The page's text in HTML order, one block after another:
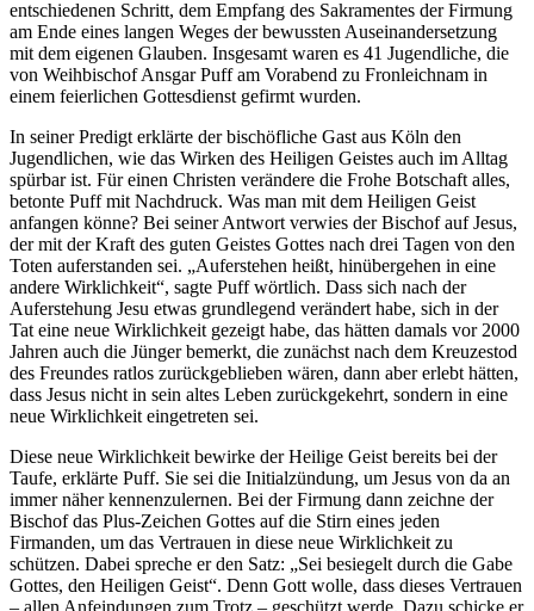
entschiedenen Schritt, dem Empfang des Sakramentes der Firmung
am Ende eines langen Weges der bewussten Auseinandersetzung
mit dem eigenen Glauben. Insgesamt waren es 41 Jugendliche, die
von Weihbischof Ansgar Puff am Vorabend zu Fronleichnam in
einem feierlichen Gottesdienst gefirmt wurden.
In seiner Predigt erklärte der bischöfliche Gast aus Köln den
Jugendlichen, wie das Wirken des Heiligen Geistes auch im Alltag
spürbar ist. Für einen Christen verändere die Frohe Botschaft alles,
betonte Puff mit Nachdruck. Was man mit dem Heiligen Geist
anfangen könne? Bei seiner Antwort verwies der Bischof auf Jesus,
der mit der Kraft des guten Geistes Gottes nach drei Tagen von den
Toten auferstanden sei. „Auferstehen heißt, hinübergehen in eine
andere Wirklichkeit“, sagte Puff wörtlich. Dass sich nach der
Auferstehung Jesu etwas grundlegend verändert habe, sich in der
Tat eine neue Wirklichkeit gezeigt habe, das hätten damals vor 2000
Jahren auch die Jünger bemerkt, die zunächst nach dem Kreuzestod
des Freundes ratlos zurückgeblieben wären, dann aber erlebt hätten,
dass Jesus nicht in sein altes Leben zurückgekehrt, sondern in eine
neue Wirklichkeit eingetreten sei.
Diese neue Wirklichkeit bewirke der Heilige Geist bereits bei der
Taufe, erklärte Puff. Sie sei die Initialzündung, um Jesus von da an
immer näher kennenzulernen. Bei der Firmung dann zeichne der
Bischof das Plus-Zeichen Gottes auf die Stirn eines jeden
Firmanden, um das Vertrauen in diese neue Wirklichkeit zu
schützen. Dabei spreche er den Satz: „Sei besiegelt durch die Gabe
Gottes, den Heiligen Geist“. Denn Gott wolle, dass dieses Vertrauen